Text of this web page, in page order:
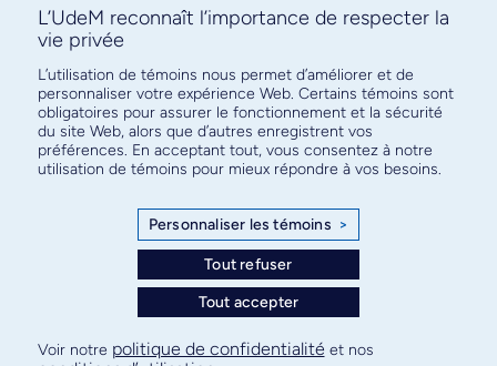
Abonnez-vous à notre infolettre
pour connaître l’actualité facultaire
© Faculté de médecine - Université de Montréal
Plan de site
Confidentialité
Conditions d’utilisation
L’UdeM reconnaît l’importance de respecter la
vie privée
L’utilisation de témoins nous permet d’améliorer et de
personnaliser votre expérience Web. Certains témoins sont
obligatoires pour assurer le fonctionnement et la sécurité
du site Web, alors que d’autres enregistrent vos
préférences. En acceptant tout, vous consentez à notre
utilisation de témoins pour mieux répondre à vos besoins.
Personnaliser les témoins >
Tout refuser
Tout accepter
Voir notre politique de confidentialité et nos